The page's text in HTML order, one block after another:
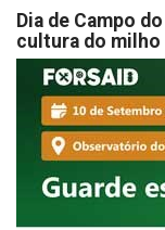
Dia de Campo
cultura do milho